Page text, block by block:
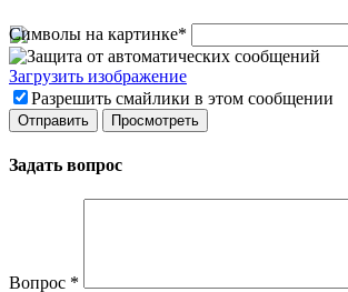
Символы на картинке*
Загрузить изображение
Разрешить смайлики в этом сообщении
Задать вопрос
Вопрос *